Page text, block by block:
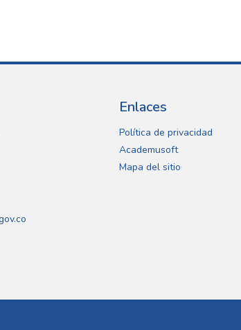
Enlaces
Política de privacidad
Academusoft
Mapa del sitio